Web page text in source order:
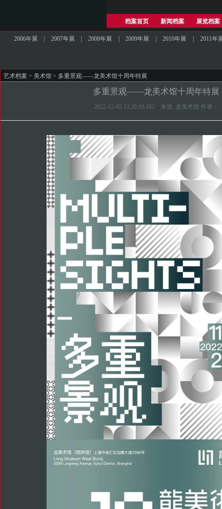
档案首页 新闻档案 展览档案
2006年展 2007年展 2008年展 2009年展 2010年展 2011年
艺术档案 > 美术馆 > 多重景观——龙美术馆十周年特展
多重景观——龙美术馆十周年特展
2022-12-05 13:20:10.182 来源: 龙美术馆 作者：